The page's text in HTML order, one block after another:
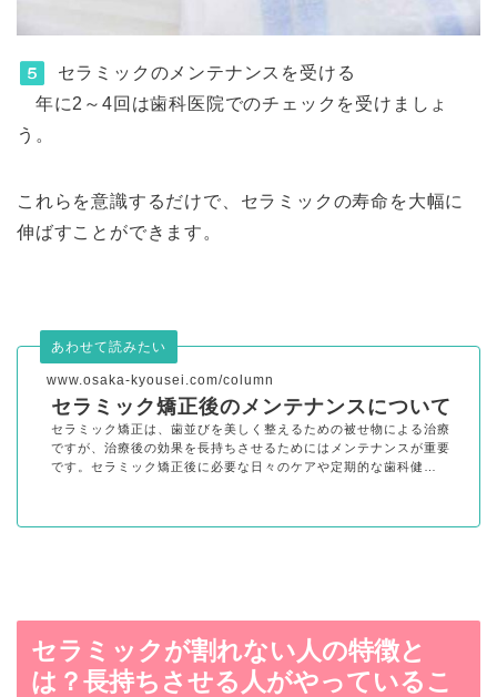
セラミックのメンテナンスを受ける
年に2～4回は歯科医院でのチェックを受けましょ
う。
これらを意識するだけで、セラミックの寿命を大幅に
伸ばすことができます。
www.osaka-kyousei.com/column
あわせて読みたい
セラミック矯正後のメンテナンスについて
セラミック矯正は、歯並びを美しく整えるための被せ物による治療
ですが、治療後の効果を長持ちさせるためにはメンテナンスが重要
です。セラミック矯正後に必要な日々のケアや定期的な歯科健…
セラミックが割れない人の特徴と
は？長持ちさせる人がやっているこ